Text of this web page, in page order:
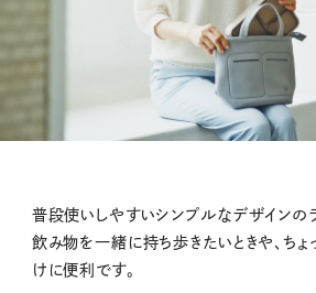
普段使いしやすいシンプルなデザインのラ
飲み物を一緒に持ち歩きたいときや、ちょ
けに便利です。